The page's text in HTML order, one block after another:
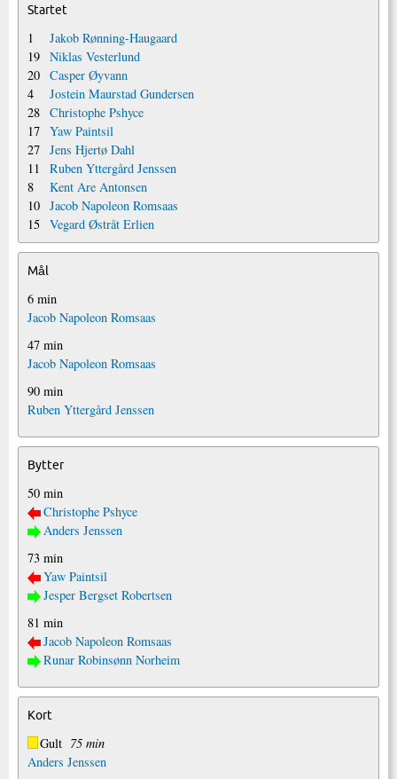
Startet
1
Jakob Rønning-Haugaard
19 Niklas Vesterlund
20 Casper Øyvann
4
Jostein Maurstad Gundersen
28 Christophe Pshyce
17 Yaw Paintsil
27 Jens Hjertø Dahl
11
Ruben Yttergård Jenssen
8
Kent Are Antonsen
10 Jacob Napoleon Romsaas
15 Vegard Østråt Erlien
Mål
6 min
Jacob Napoleon Romsaas
47 min
Jacob Napoleon Romsaas
90 min
Ruben Yttergård Jenssen
Bytter
50 min
Christophe Pshyce
Anders Jenssen
73 min
Yaw Paintsil
Jesper Bergset Robertsen
81 min
Jacob Napoleon Romsaas
Runar Robinsønn Norheim
Kort
Gult 75 min
Anders Jenssen